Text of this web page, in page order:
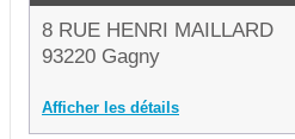
8 RUE HENRI MAILLARD
93220 Gagny
Afficher les détails